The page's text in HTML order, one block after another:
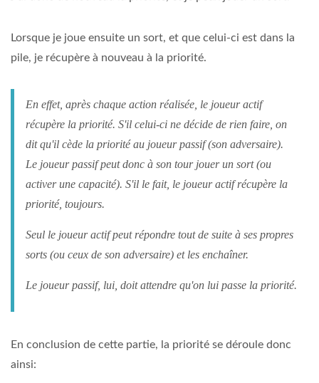
Lorsque je joue ensuite un sort, et que celui-ci est dans la
pile, je récupère à nouveau à la priorité.
En effet, après chaque action réalisée, le joueur actif
récupère la priorité. S'il celui-ci ne décide de rien faire, on
dit qu'il cède la priorité au joueur passif (son adversaire).
Le joueur passif peut donc à son tour jouer un sort (ou
activer une capacité). S'il le fait, le joueur actif récupère la
priorité, toujours.
Seul le joueur actif peut répondre tout de suite à ses propres
sorts (ou ceux de son adversaire) et les enchaîner.
Le joueur passif, lui, doit attendre qu'on lui passe la priorité.
En conclusion de cette partie, la priorité se déroule donc
ainsi: